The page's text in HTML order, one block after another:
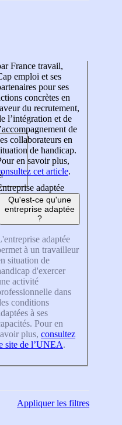
France travail,
emploi et ses
pour ses
concrètes en
du recrutement,
l’intégration et de
de
collaborateurs en
de handicap.
en savoir plus,
cet article.
adaptée
Qu'est-ce qu'une
entreprise adaptée
?
adaptée
à un travailleur
situation de
d'exercer
activité
dans
conditions
à ses
Pour en
plus, consultez
site de l’UNEA.
Appliquerles filtres